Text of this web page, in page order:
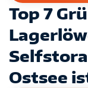
Top 7
Ostsee